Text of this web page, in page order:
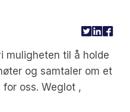
muligheten til å holde
og samtaler om et
oss. Weglot ,